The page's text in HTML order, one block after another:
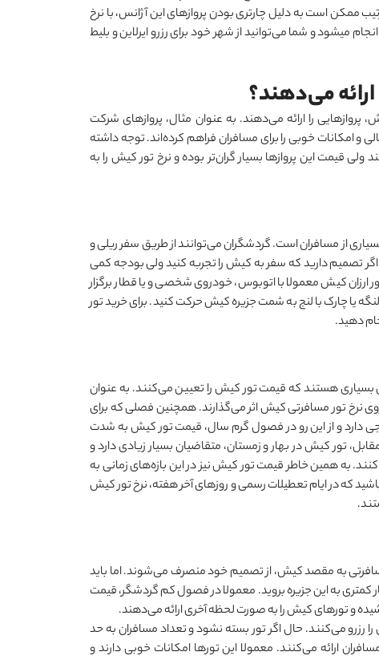
ممکن است به دلیل چارتری بودن پروازهای این آژانس، با نرخ
انجام می‏شود و شما میتوانید از شهر خود برای رزرو ایرلاین و بلیط
می‌دهند؟
را ارائه می‌دهند. به عنوان مثال، پروازهای شرکت
و امکانات خوبی را برای مسافران فراهم کردهاند. توجه داشته
ولی قیمت این پروازها بسیار گران‌تر بوده و نرخ تور کیش را به
از مسافران است. گردشگران میتوانند از طریق سفر ریلی و
اگر تصمیم دارید که سفر به کیش را تجربه کنید ولی بودجه کمی
کیش معمولا با اتوبوس، خودروی شخصی و یا قطار برگزار
یا چارک با لنج به شمت جزیره کیش حرکت کنید. برای خرید تور
دهید.
بسیاری هستند که قیمت تور کیش را تعیین میکنند. به عنوان
نرخ تور مسافرتی کیش اثر میگذارند. همچنین فصلی که برای
دارد و از این رو در فصول گرم سال، قیمت تور کیش به شدت
تور کیش در بهار و زمستان، متقاضیان بسیار زیادی دارد و
به همین خاطر قیمت تور کیش نیز در این بازه‌های زمانی به
که در ایام تعطیلات رسمی و روزهای آخر هفته، نرخ تور کیش
به مقصد کیش، از تصمیم خود منصرف میشوند. اما باید
کمتری به این جزیره بروید. معمولا در فصول کم گردشگر، قیمت
و تورهای کیش را به صورت لحظه آخری ارائه میدهند.
رزرو میکنند. حال اگر تور بسته نشود و تعداد مسافران به حد
ارائه میکنند. معمولا این تورها امکانات خوبی دارند و